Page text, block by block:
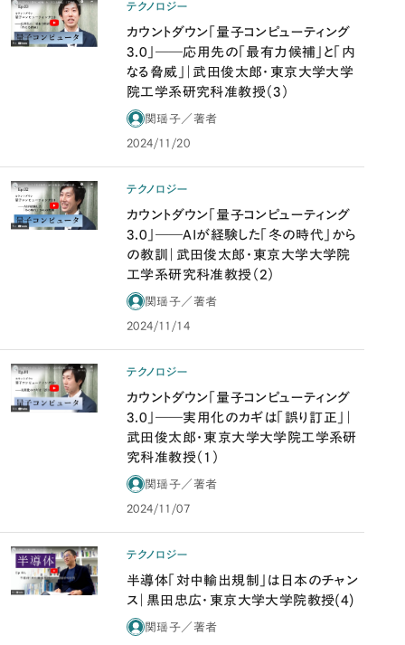
テクノロジー
カウントダウン「量子コンピューティング
3.0」――応用先の「最有力候補」と「内
なる脅威」｜武田俊太郎・東京大学大学
院工学系研究科准教授（3）
関瑶子／著者
2024/11/20
テクノロジー
カウントダウン「量子コンピューティング
3.0」――AIが経験した「冬の時代」から
の教訓｜武田俊太郎・東京大学大学院
工学系研究科准教授（2）
関瑶子／著者
2024/11/14
テクノロジー
カウントダウン「量子コンピューティング
3.0」――実用化のカギは「誤り訂正」｜
武田俊太郎・東京大学大学院工学系研
究科准教授（1）
関瑶子／著者
2024/11/07
テクノロジー
半導体「対中輸出規制」は日本のチャン
ス｜黒田忠広・東京大学大学院教授(4)
関瑶子／著者